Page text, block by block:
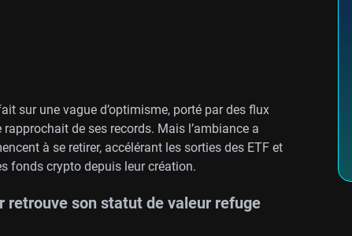
sur une vague d’optimisme, porté par des flux
de ses records. Mais l’ambiance a
à se retirer, accélérant les sorties des ETF et
fonds crypto depuis leur création.
retrouve son statut de valeur refuge